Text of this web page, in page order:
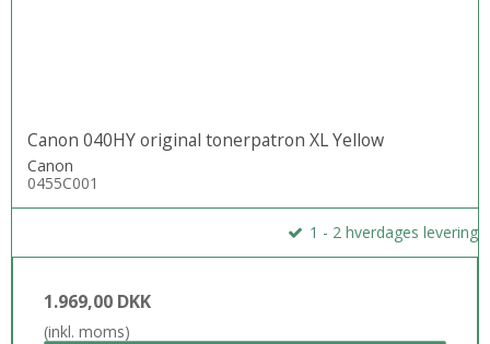
Canon 040HY original tonerpatron XL Yellow
Canon
0455C001
1 - 2 hverdages levering
1.969,00 DKK
(inkl. moms)